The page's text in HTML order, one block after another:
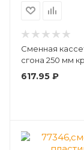
Сменная
сгона 250 мм
617.95 ₽